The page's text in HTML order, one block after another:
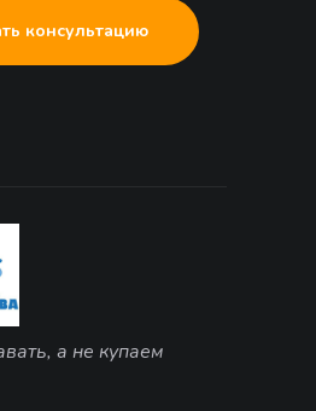
консультацию
а не купаем